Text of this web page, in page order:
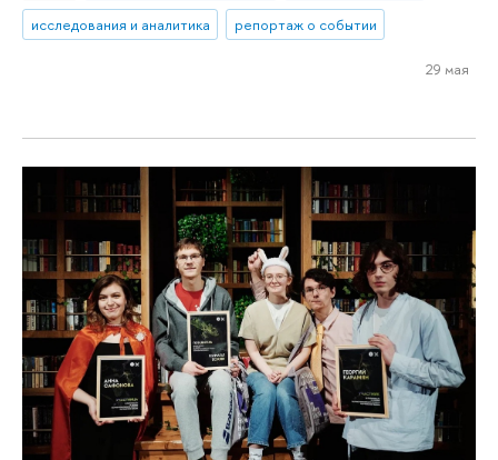
исследования и аналитика
репортаж о событии
29 мая